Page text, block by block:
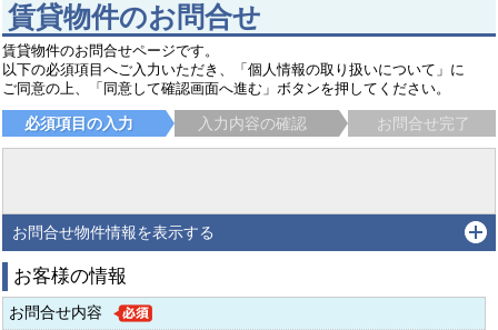
賃貸物件のお問合せ
賃貸物件のお問合せページです。
以下の必須項目へご入力いただき、「個人情報の取り扱いについて」に
ご同意の上、「同意して確認画面へ進む」ボタンを押してください。
必須項目の入力 入力内容の確認 お問合せ完了
お問合せ物件情報を表示する
お客様の情報
お問合せ内容